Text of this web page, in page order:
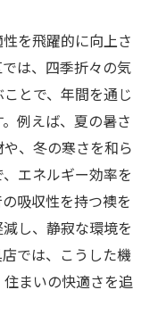
を飛躍的に向上さ
は、四季折々の気
とで、年間を通じ
例えば、夏の暑さ
、冬の寒さを和ら
エネルギー効率を
吸収性を持つ襖を
し、静寂な環境を
では、こうした機
まいの快適さを追